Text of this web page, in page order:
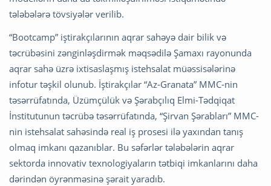
tələbələrə tövsiyələr verilib.
“Bootcamp” iştirakçılarının aqrar sahəyə dair bilik və
təcrübəsini zənginləşdirmək məqsədilə Şamaxı rayonunda
aqrar sahə üzrə ixtisaslaşmış istehsalat müəssisələrinə
infotur təşkil olunub. İştirakçılar “Az-Granata” MMC-nin
təsərrüfatında, Üzümçülük və Şərabçılıq Elmi-Tədqiqat
İnstitutunun təcrübə təsərrüfatında, “Şirvan Şərabları” MMC-
nin istehsalat sahəsində real iş prosesi ilə yaxından tanış
olmaq imkanı qazanıblar. Bu səfərlər tələbələrin aqrar
sektorda innovativ texnologiyaların tətbiqi imkanlarını daha
dərindən öyrənməsinə şərait yaradıb.